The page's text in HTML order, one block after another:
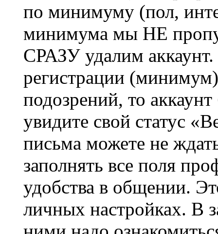
по минимуму (пол,
минимума мы НЕ
СРАЗУ удалим
регистрации
подозрений, то
увидите свой статус
письма можете не
заполнять все поля
удобства в общении.
личных настройках. В